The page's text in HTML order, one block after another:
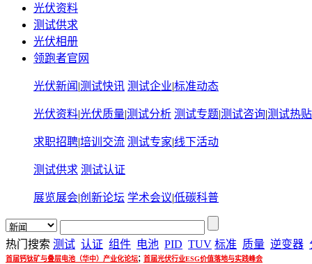
光伏资料
测试供求
光伏相册
领跑者官网
光伏新闻 |测试快讯 测试企业|标准动态
光伏资料|光伏质量|测试分析 测试专题|测试咨询|测试热贴
求职招聘|培训交流 测试专家|线下活动
测试供求 测试认证
展览展会|创新论坛 学术会议|低碳科普
热门搜索 测试 认证 组件 电池 PID TUV 标准 质量 逆变器
首届钙钛矿与叠层电池（华中）产业化论坛; 首届光伏行业ESG价值落地与实践峰会